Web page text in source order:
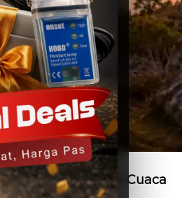
Weather Station
Observasi Cuaca